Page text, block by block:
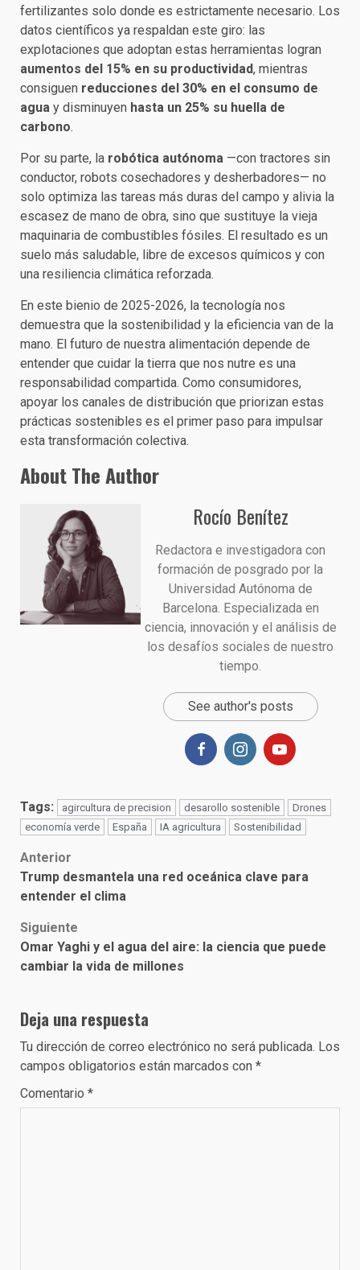
fertilizantes solo donde es estrictamente necesario. Los
datos científicos ya respaldan este giro: las
explotaciones que adoptan estas herramientas logran
aumentos del 15% en su productividad, mientras
consiguen reducciones del 30% en el consumo de
agua y disminuyen hasta un 25% su huella de
carbono.
Por su parte, la robótica autónoma —con tractores sin
conductor, robots cosechadores y desherbadores— no
solo optimiza las tareas más duras del campo y alivia la
escasez de mano de obra, sino que sustituye la vieja
maquinaria de combustibles fósiles. El resultado es un
suelo más saludable, libre de excesos químicos y con
una resiliencia climática reforzada.
En este bienio de 2025-2026, la tecnología nos
demuestra que la sostenibilidad y la eficiencia van de la
mano. El futuro de nuestra alimentación depende de
entender que cuidar la tierra que nos nutre es una
responsabilidad compartida. Como consumidores,
apoyar los canales de distribución que priorizan estas
prácticas sostenibles es el primer paso para impulsar
esta transformación colectiva.
About The Author
Rocío Benítez
Redactora e investigadora con
formación de posgrado por la
Universidad Autónoma de
Barcelona. Especializada en
ciencia, innovación y el análisis de
los desafíos sociales de nuestro
tiempo.
See author's posts
Tags: agircultura de precision desarollo sostenible
Drones
economía verde
España IA agricultura Sostenibilidad
Post
navigation
Anterior
Trump desmantela una red oceánica clave para
entender el clima
Siguiente
Omar Yaghi y el agua del aire: la ciencia que puede
cambiar la vida de millones
Deja una respuesta
Tu dirección de correo electrónico no será publicada. Los
campos obligatorios están marcados con *
Comentario *